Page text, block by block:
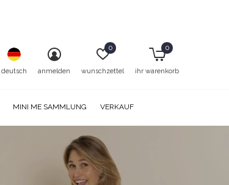
MINI ME SAMMLUNG VERKAUF
deutsch anmelden wunschzettel
0
ihr warenkorb
0